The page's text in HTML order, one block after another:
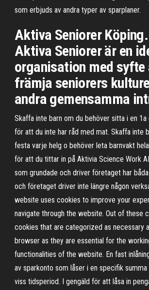
som erbjuds av andra typer av sparplaner.
Aktiva Seniorer
Aktiva Seniorer är en
organisation med
främja seniorers
andra gemensamma
Skaffa inte barn om du behöver sitta i en 1a
för att du inte har råd med mat. Skaffa inte
festa varje helg o behöver leta barnvakt
för att du tittar in på Aktivia Science Work
som grundade och driver företaget har
och företaget driver inte längre någon
website uses cookies to improve your
navigate through the website. Out of these
cookies that are categorized as necessary
browser as they are essential for the
functionalities of the website. En fast
av sparkonto som låser i en specifik
viss tidsperiod. I gengäld för att låsa in